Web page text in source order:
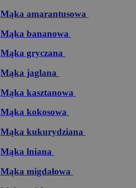
Mąka amarantusowa
Mąka bananowa
Mąka gryczana
Mąka jaglana
Mąka kasztanowa
Mąka kokosowa
Mąka kukurydziana
Mąka lniana
Mąka migdałowa